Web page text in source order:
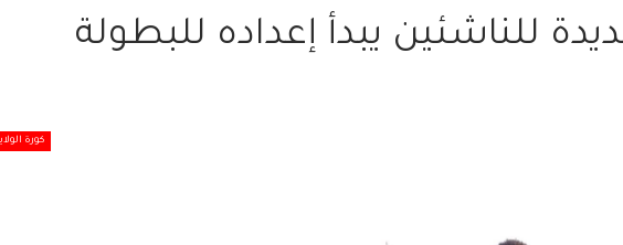
للناشئين يبدأ إعداده للبطولة
كورة